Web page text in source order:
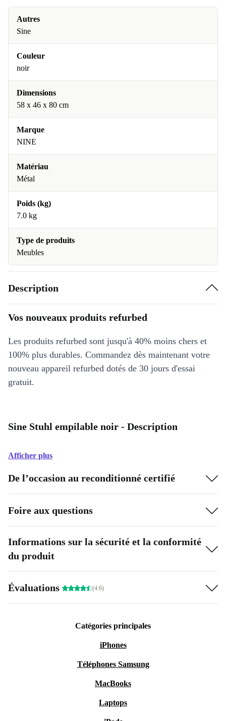
Autres
Sine
Couleur
noir
Dimensions
58 x 46 x 80 cm
Marque
NINE
Matériau
Métal
Poids (kg)
7.0 kg
Type de produits
Meubles
Description
Vos nouveaux produits refurbed
Les produits refurbed sont jusqu'à 40% moins chers et
100% plus durables. Commandez dès maintenant votre
nouveau appareil refurbed dotés de 30 jours d'essai
gratuit.
Sine Stuhl empilable noir - Description
Afficher plus
De l’occasion au reconditionné certifié
Foire aux questions
Informations sur la sécurité et la conformité
du produit
Évaluations (4.6)
Catégories principales
iPhones
Téléphones Samsung
MacBooks
Laptops